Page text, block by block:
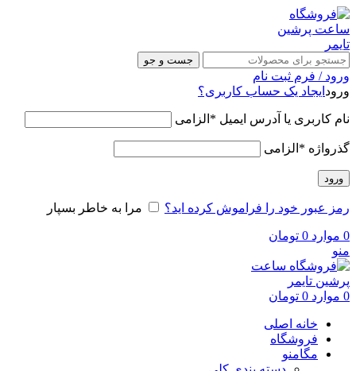
جست و جو
ورود / فرم ثبت نام
ورود ایجاد یک حساب کاربری؟
نام کاربری یا آدرس ایمیل * الزامی
گذرواژه * الزامی
ورود
رمز عبور خود را فراموش کرده اید؟ مرا به خاطر بسپار
0 موارد 0 تومان
منو
0 موارد 0 تومان
خانه اصلی
فروشگاه
مگامنو